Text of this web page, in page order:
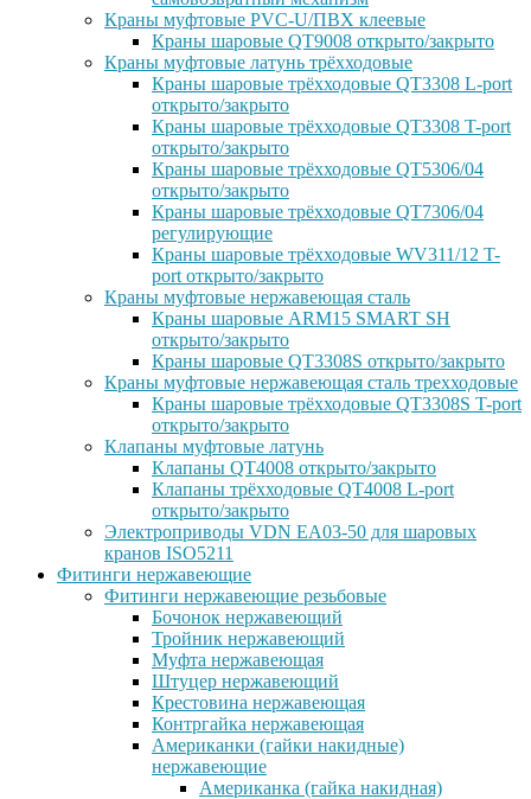
Краны муфтовые PVC-U/ПВХ клеевые
Краны шаровые QT9008 открыто/закрыто
Краны муфтовые латунь трёхходовые
Краны шаровые трёхходовые QT3308 L-port
открыто/закрыто
Краны шаровые трёхходовые QT3308 T-port
открыто/закрыто
Краны шаровые трёхходовые QT5306/04
открыто/закрыто
Краны шаровые трёхходовые QT7306/04
регулирующие
Краны шаровые трёхходовые WV311/12 T-
port открыто/закрыто
Краны муфтовые нержавеющая сталь
Краны шаровые ARM15 SMART SH
открыто/закрыто
Краны шаровые QT3308S открыто/закрыто
Краны муфтовые нержавеющая сталь трехходовые
Краны шаровые трёхходовые QT3308S T-port
открыто/закрыто
Клапаны муфтовые латунь
Клапаны QT4008 открыто/закрыто
Клапаны трёхходовые QT4008 L-port
открыто/закрыто
Электроприводы VDN EA03-50 для шаровых
кранов ISO5211
Фитинги нержавеющие
Фитинги нержавеющие резьбовые
Бочонок нержавеющий
Тройник нержавеющий
Муфта нержавеющая
Штуцер нержавеющий
Крестовина нержавеющая
Контргайка нержавеющая
Американки (гайки накидные)
нержавеющие
Американка (гайка накидная)